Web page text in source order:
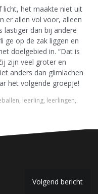
licht, het maakte niet uit
er allen vol voor, alleen
dan bij andere
ge op de zak liggen en
doelgebied in. “Dat is
zijn veel groter en
anders dan glimlachen
het volgende groepje!
, leerling, leerlingen,
Volgend bericht